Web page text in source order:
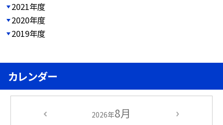
2021年度
2020年度
2019年度
カレンダー
2026年8月